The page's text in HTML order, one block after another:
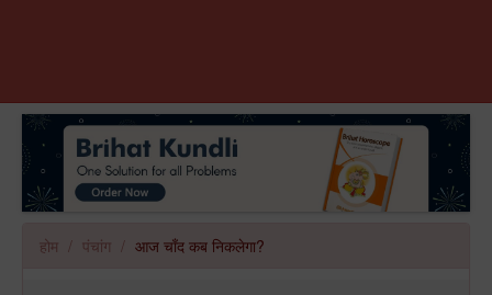
होम पंचांग आज चाँद कब निकलेगा?